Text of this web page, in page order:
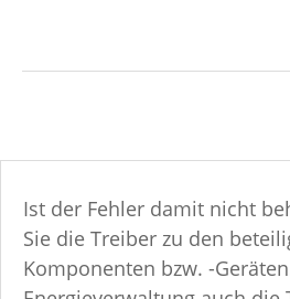
Ist der Fehler damit nicht
Sie die Treiber zu den
Komponenten bzw. -